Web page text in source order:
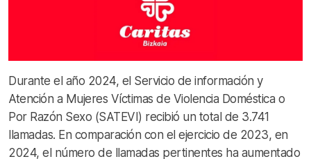
Durante el año 2024, el Servicio de información y
Atención a Mujeres Víctimas de Violencia Doméstica o
Por Razón Sexo (SATEVI) recibió un total de 3.741
llamadas. En comparación con el ejercicio de 2023, en
2024, el número de llamadas pertinentes ha aumentado